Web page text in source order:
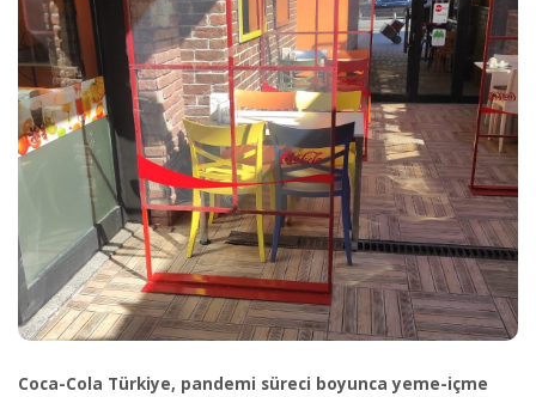
Coca-Cola Türkiye, pandemi süreci boyunca yeme-içme